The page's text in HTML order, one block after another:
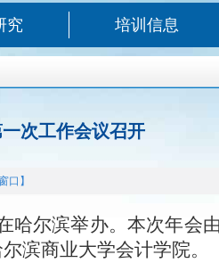
究 培训信息
次工作会议召开
口】
哈尔滨举办。本次年会
滨商业大学会计学院。